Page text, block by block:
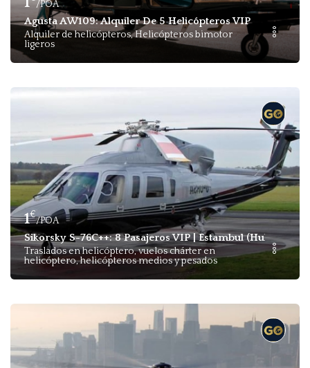
/POA
Agusta AW109: Alquiler De 5 Helicópteros VIP
Alquiler de helicópteros, Helicópteros bimotor
ligeros
1€
/POA
Sikorsky S-76C++: 8 Pasajeros VIP | Estambul (Hub) A
Traslados en helicóptero, vuelos chárter en
helicóptero, helicópteros medios y pesados